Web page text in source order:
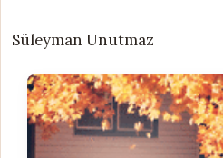
Süleyman Unutmaz